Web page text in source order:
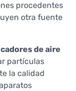
procedentes
otra fuente
de aire
partículas
la calidad